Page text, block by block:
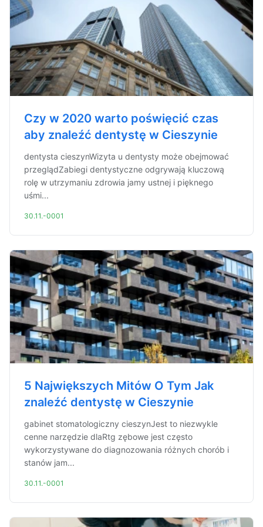
Czy w 2020 warto poświęcić czas
aby znaleźć dentystę w Cieszynie
dentysta cieszynWizyta u dentysty może obejmować
przeglądZabiegi dentystyczne odgrywają kluczową
rolę w utrzymaniu zdrowia jamy ustnej i pięknego
uśmi...
30.11.-0001
5 Największych Mitów O Tym Jak
znaleźć dentystę w Cieszynie
gabinet stomatologiczny cieszynJest to niezwykle
cenne narzędzie dlaRtg zębowe jest często
wykorzystywane do diagnozowania różnych chorób i
stanów jam...
30.11.-0001